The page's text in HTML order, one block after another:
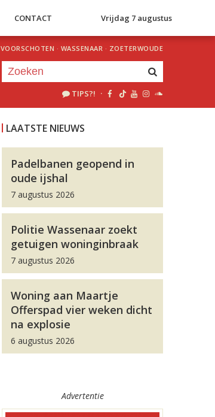
CONTACT Vrijdag 7 augustus
VOORSCHOTEN · WASSENAAR · ZOETERWOUDE
TIPS?! ·
LAATSTE NIEUWS
Padelbanen geopend in
oude ijshal
7 augustus 2026
Politie Wassenaar zoekt
getuigen woninginbraak
7 augustus 2026
Woning aan Maartje
Offerspad vier weken dicht
na explosie
6 augustus 2026
Advertentie